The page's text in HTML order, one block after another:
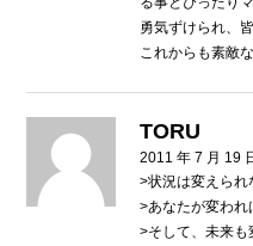
勇気ずけられ、
これからも素敵
TORU
2011 年 7 月 19
>状況は変えられ
>あなたが変われ
>そして、未来も